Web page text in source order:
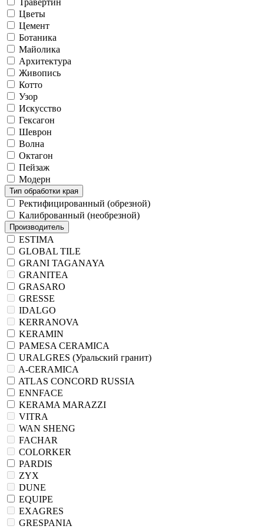
Цветы
Цемент
Ботаника
Майолика
Архитектура
Живопись
Котто
Узор
Искусство
Гексагон
Шеврон
Волна
Октагон
Пейзаж
Модерн
Тип обработки края
Ректифицированный (обрезной)
Калиброванный (необрезной)
Производитель
ESTIMA
GLOBAL TILE
GRANI TAGANAYA
GRANITEA
GRASARO
GRESSE
IDALGO
KERRANOVA
KERAMIN
PAMESA CERAMICA
URALGRES (Уральский гранит)
A-CERAMICA
ATLAS CONCORD RUSSIA
ENNFACE
KERAMA MARAZZI
VITRA
WAN SHENG
FACHAR
COLORKER
PARDIS
ZYX
DUNE
EQUIPE
EXAGRES
GRESPANIA